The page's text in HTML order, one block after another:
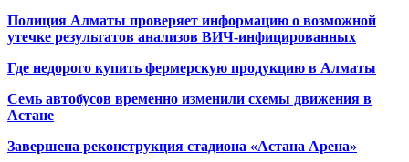
Полиция Алматы проверяет информацию о возможной
утечке результатов анализов ВИЧ-инфицированных
Где недорого купить фермерскую продукцию в Алматы
Семь автобусов временно изменили схемы движения в
Астане
Завершена реконструкция стадиона «Астана Арена»